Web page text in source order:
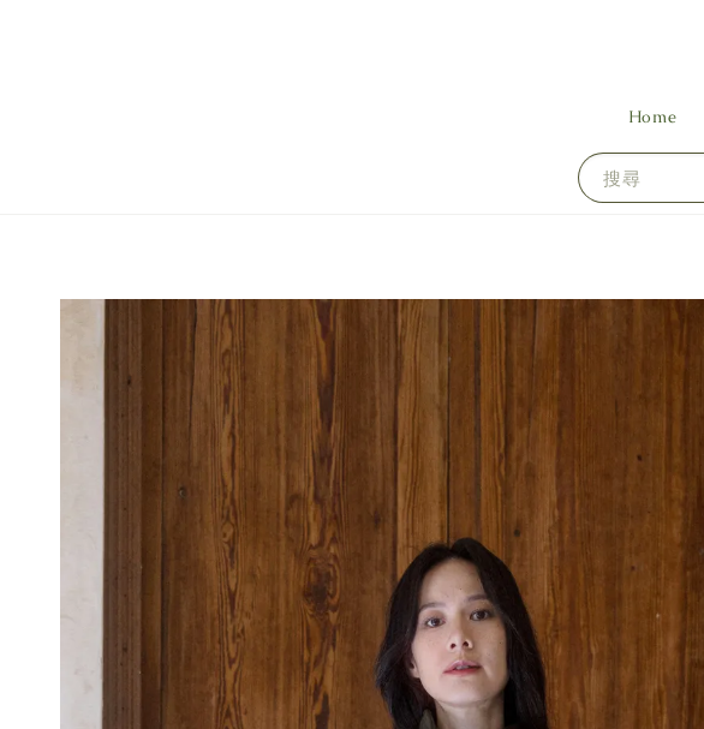
搜尋
Home